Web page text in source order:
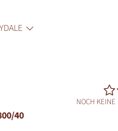
NOCH
40